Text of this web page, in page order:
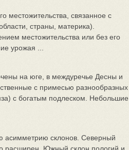
местожительства, связанное с
страны, материка).
местожительства или без его
урожая ...
на юге, в междуречье Десны и
с примесью разнообразных
с богатым подлеском. Небольшие
асимметрию склонов. Северный